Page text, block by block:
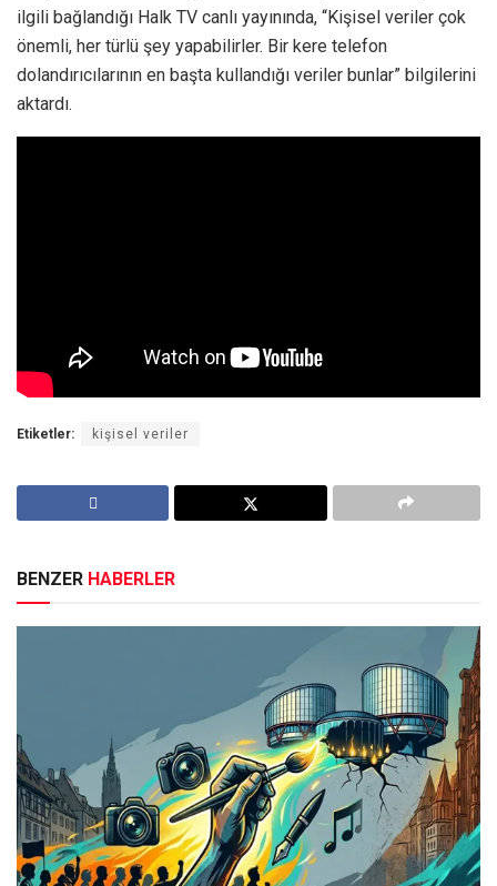
ilgili bağlandığı Halk TV canlı yayınında, “Kişisel veriler çok
önemli, her türlü şey yapabilirler. Bir kere telefon
dolandırıcılarının en başta kullandığı veriler bunlar” bilgilerini
aktardı.
Etiketler: kişisel veriler
BENZER HABERLER